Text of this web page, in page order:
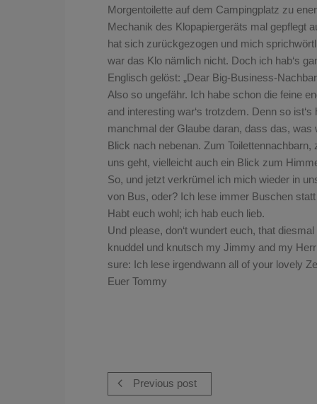
Morgentoilette auf dem Campingplatz zu
Mechanik des Klopapiergeräts mal gepflegt
hat sich zurückgezogen und mich
war das Klo nämlich nicht. Doch ich hab‘s
Englisch gelöst: „Dear Big-Business-
Also so ungefähr. Ich habe schon die feine
and interesting war‘s trotzdem. Denn so
manchmal der Glaube daran, dass das,
Blick nach nebenan. Zum
uns geht, vielleicht auch ein Blick zum
So, und jetzt verkrümel ich mich wieder in
von Bus, oder? Ich lese immer Buschen
Habt euch wohl; ich hab euch lieb.
Und please, don‘t wundert euch, that
knuddel und knutsch my Jimmy and my
sure: Ich lese irgendwann all of your lovely
Euer Tommy
Previous post